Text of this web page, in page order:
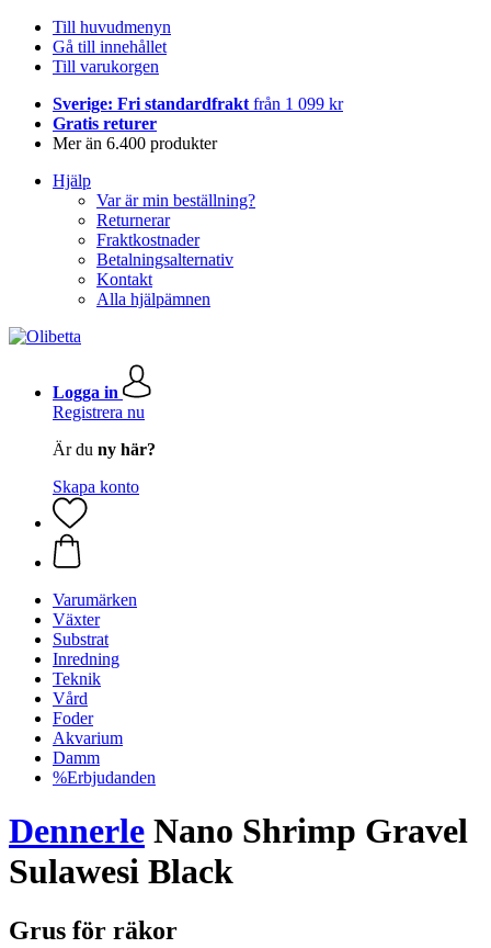
Till huvudmenyn
Gå till innehållet
Till varukorgen
Sverige: Fri standardfrakt från 1 099 kr
Gratis returer
Mer än 6.400 produkter
Hjälp
Var är min beställning?
Returnerar
Fraktkostnader
Betalningsalternativ
Kontakt
Alla hjälpämnen
Logga in
Registrera nu
Är du ny här?
Skapa konto
Varumärken
Växter
Substrat
Inredning
Teknik
Vård
Foder
Akvarium
Damm
%Erbjudanden
Dennerle Nano Shrimp Gravel
Sulawesi Black
Grus för räkor